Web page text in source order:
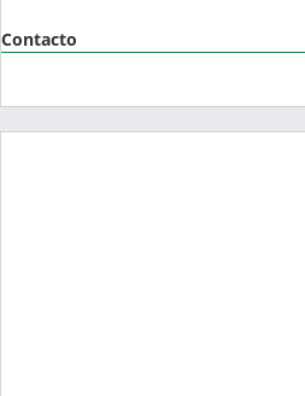
Contacto